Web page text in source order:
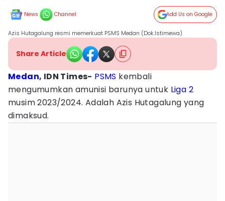
News Channel Add Us on Google
Azis Hutagalung resmi memerkuat PSMS Medan (Dok.Istimewa)
Share Article
Medan, IDN Times- PSMS kembali
mengumumkan amunisi barunya untuk Liga 2
musim 2023/2024. Adalah Azis Hutagalung yang
dimaksud.